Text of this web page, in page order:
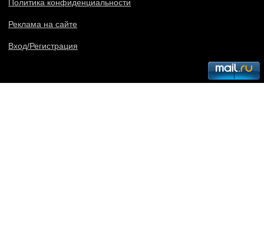
Политика конфиденциальности
Реклама на сайте
Вход/Регистрация